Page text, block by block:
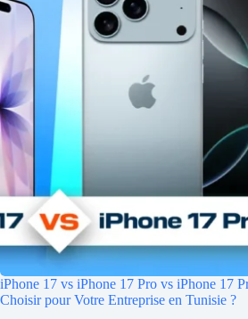
iPhone 17 vs iPhone 17 Pro vs iPhone 17
Choisir pour Votre Entreprise en Tunisie ?